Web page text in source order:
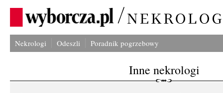
Nekrologi Odeszli Poradnik pogrzebowy
Inne nekrologi